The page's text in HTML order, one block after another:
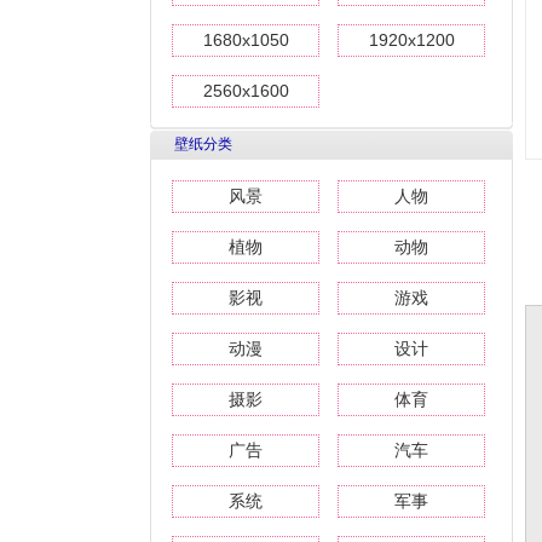
1680x1050 1920x1200
2560x1600
壁纸分类
风景 人物
植物 动物
影视 游戏
动漫 设计
摄影 体育
广告 汽车
系统 军事